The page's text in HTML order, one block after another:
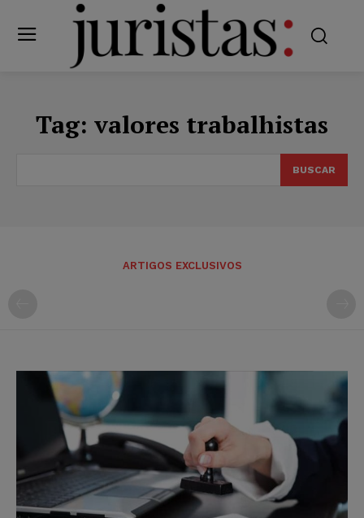
Tag: valores trabalhistas
BUSCAR
ARTIGOS EXCLUSIVOS